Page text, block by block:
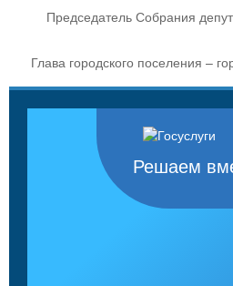
Председатель Собрания
Глава городского поселения –
Решаем